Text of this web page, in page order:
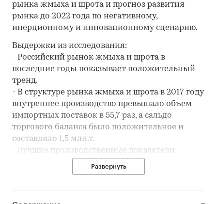
рынка жмыха и шрота и прогноз развития
рынка до 2022 года по негативному,
инерционному и инновационному сценарию.
Выдержки из исследования:
- Российский рынок жмыха и шрота в
последние годы показывает положительный
тренд.
- В структуре рынка жмыха и шрота в 2017 году
внутреннее производство превышало объем
импортных поставок в 55,7 раз, а сальдо
торгового баланса было положительное и
составляло 1,5 млн.т.
- Лучшие производственные показатели
объемом выпуска продукции, составляющим
Развернуть